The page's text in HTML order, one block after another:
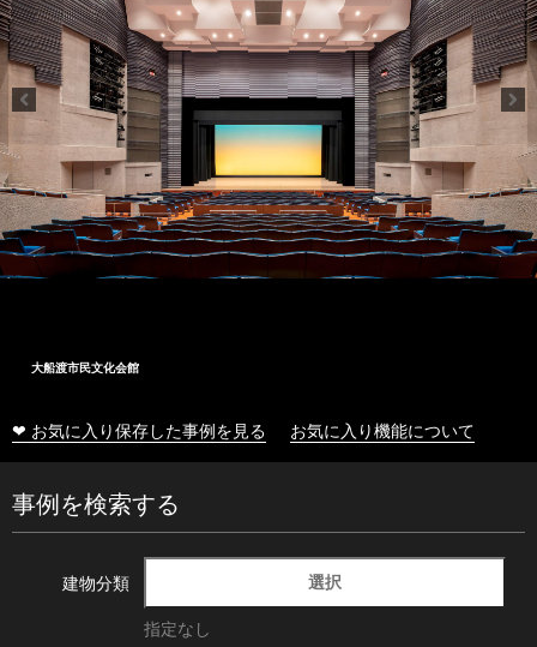
大船渡市民文化会館
❤ お気に入り保存した事例を見る お気に入り機能について
事例を検索する
建物分類 選択
指定なし